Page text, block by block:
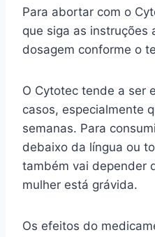
Para abortar com o
que siga as instruções
dosagem conforme o
O Cytotec tende a ser
casos, especialmente
semanas. Para
debaixo da língua ou
também vai depender
mulher está grávida.
Os efeitos do